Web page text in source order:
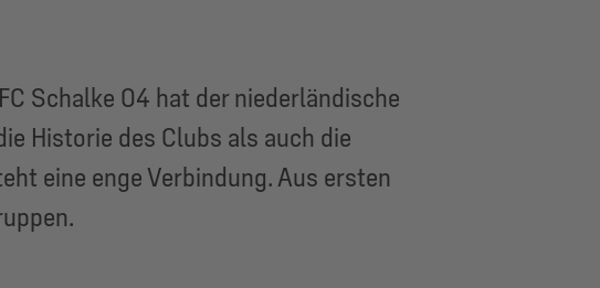
Schalke 04 hat der niederländische
Historie des Clubs als auch die
eine enge Verbindung. Aus ersten